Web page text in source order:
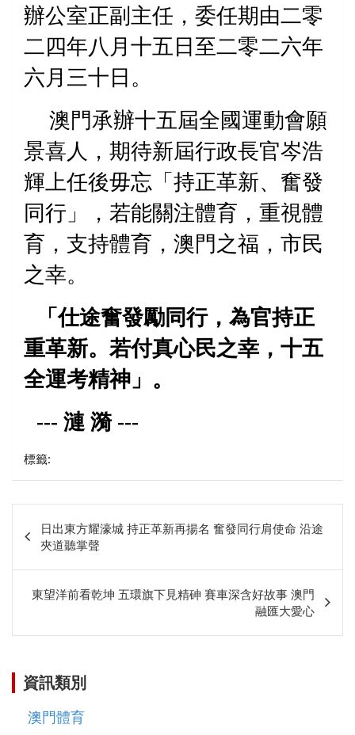
辦公室正副主任，委任期由二零
二四年八月十五日至二零二六年
六月三十日。
澳門承辦十五屆全國運動會願
景喜人，期待新屆行政長官岑浩
輝上任後毋忘「持正革新、奮發
同行」，若能關注體育，重視體
育，支持體育，澳門之福，市民
之幸。
「仕途奮發勵同行，為官持正
重革新。若付真心民之幸，十五
全運考精神」。
--- 漣 漪 ---
標籤:
章
相
日出東方耀濠城 持正革新再揚名 奮發同行肩使命 沿途
夾道聽掌聲
東望洋前看乾坤 五環旗下見精砷 賽車深含好故事 澳門
融匯大愛心
資訊類別
澳門體育